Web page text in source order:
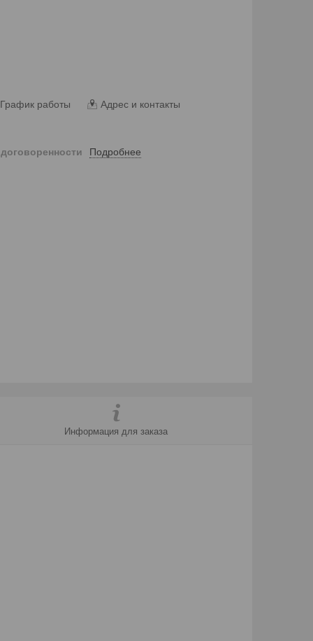
График работы Адрес и контакты
Подробнее
Информация для заказа